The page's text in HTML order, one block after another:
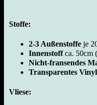
Stoffe:
2-3 Außenstoffe je
Innenstoffca. 50cm
Nicht-fransendes
Transparentes Vinyl
Vliese: